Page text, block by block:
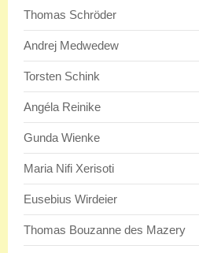
Thomas Schröder
Andrej Medwedew
Torsten Schink
Angéla Reinike
Gunda Wienke
Maria Nifi Xerisoti
Eusebius Wirdeier
Thomas Bouzanne des Mazery